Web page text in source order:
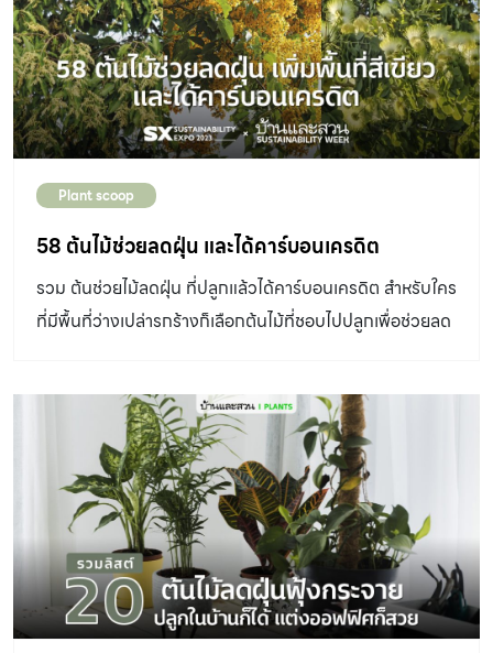
Plant scoop
58 ต้นไม้ช่วยลดฝุ่น และได้คาร์บอนเครดิต
รวม ต้นช่วยไม้ลดฝุ่น ที่ปลูกแล้วได้คาร์บอนเครดิต สำหรับใคร
ที่มีพื้นที่ว่างเปล่ารกร้างก็เลือกต้นไม้ที่ชอบไปปลูกเพื่อช่วยลด